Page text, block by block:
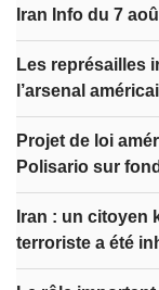
Iran Info du 7
Les représailles
l’arsenal
Projet de loi
Polisario sur
Iran : un citoyen
terroriste a été